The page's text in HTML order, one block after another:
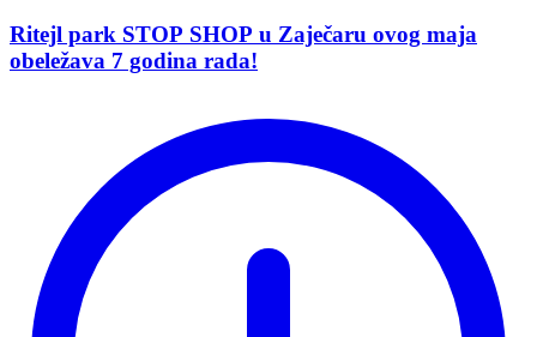
Ritejl park STOP SHOP u Zaječaru ovog maja
obeležava 7 godina rada!